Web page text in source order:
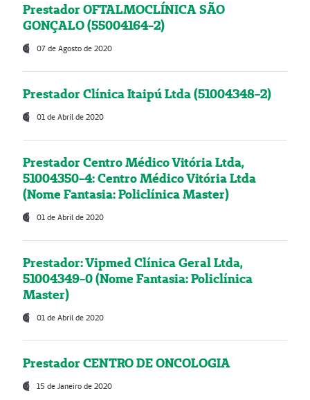
Prestador OFTALMOCLÍNICA SÃO
GONÇALO (55004164-2)
07 de Agosto de 2020
Prestador Clínica Itaipú Ltda (51004348-2)
01 de Abril de 2020
Prestador Centro Médico Vitória Ltda,
51004350-4: Centro Médico Vitória Ltda
(Nome Fantasia: Policlínica Master)
01 de Abril de 2020
Prestador: Vipmed Clínica Geral Ltda,
51004349-0 (Nome Fantasia: Policlínica
Master)
01 de Abril de 2020
Prestador CENTRO DE ONCOLOGIA
15 de Janeiro de 2020